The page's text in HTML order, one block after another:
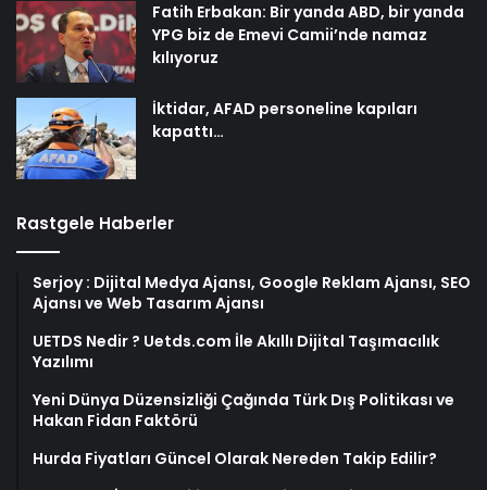
Fatih Erbakan: Bir yanda ABD, bir yanda
YPG biz de Emevi Camii’nde namaz
kılıyoruz
İktidar, AFAD personeline kapıları
kapattı…
Rastgele Haberler
Serjoy : Dijital Medya Ajansı, Google Reklam Ajansı, SEO
Ajansı ve Web Tasarım Ajansı
UETDS Nedir ? Uetds.com İle Akıllı Dijital Taşımacılık
Yazılımı
Yeni Dünya Düzensizliği Çağında Türk Dış Politikası ve
Hakan Fidan Faktörü
Hurda Fiyatları Güncel Olarak Nereden Takip Edilir?